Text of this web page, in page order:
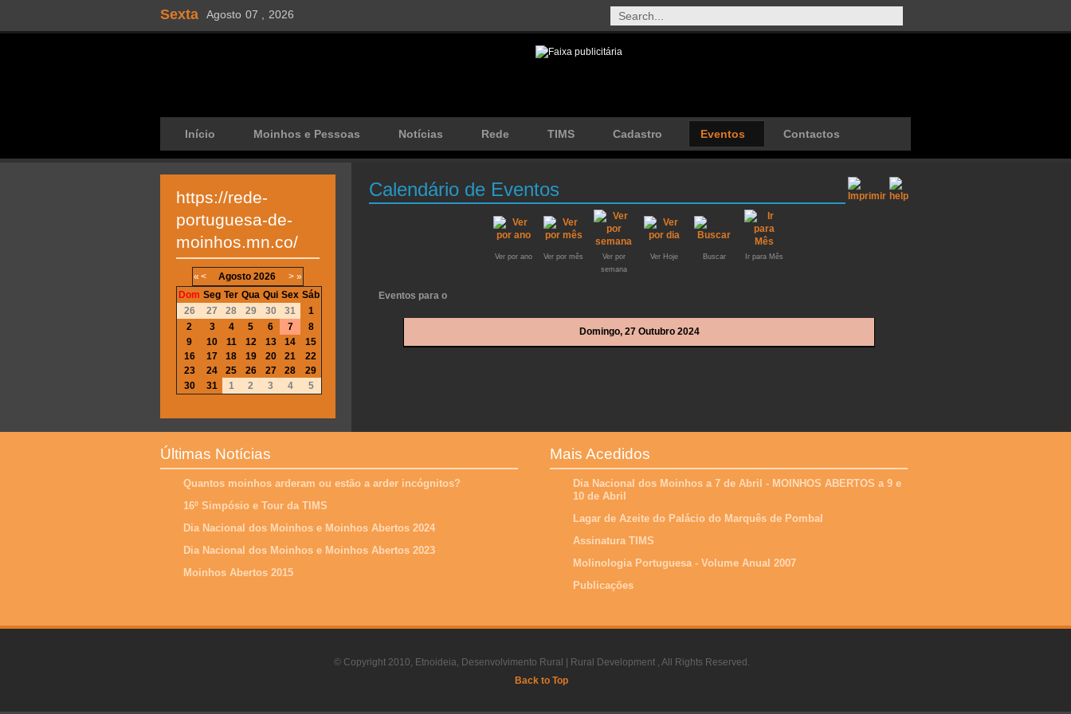
Sexta Agosto 07 , 2026
Início Moinhos e Pessoas Notícias Rede TIMS Cadastro Eventos Contactos
Calendário de Eventos
Ver por ano Ver por mês
Ver por
semana
Ver Hoje Buscar Ir para Mês
Eventos para o
Domingo, 27 Outubro 2024
https://rede-
portuguesa-de-
moinhos.mn.co/
« < Agosto 2026 > »
Dom Seg Ter Qua Qui Sex Sáb
26
27 28 29 30 31
1
2
3 4 5 6 7
8
9
10 11 12 13 14
15
16
17 18 19 20 21
22
23
24 25 26 27 28
29
30
31 1 2 3 4 5
Últimas Notícias
Quantos moinhos arderam ou estão a arder incógnitos?
16º Simpósio e Tour da TIMS
Dia Nacional dos Moinhos e Moinhos Abertos 2024
Dia Nacional dos Moinhos e Moinhos Abertos 2023
Moinhos Abertos 2015
Mais Acedidos
Dia Nacional dos Moinhos a 7 de Abril - MOINHOS ABERTOS a 9 e
10 de Abril
Lagar de Azeite do Palácio do Marquês de Pombal
Assinatura TIMS
Molinologia Portuguesa - Volume Anual 2007
Publicações
© Copyright 2010, Etnoideia, Desenvolvimento Rural | Rural Development , All Rights Reserved.
Back to Top